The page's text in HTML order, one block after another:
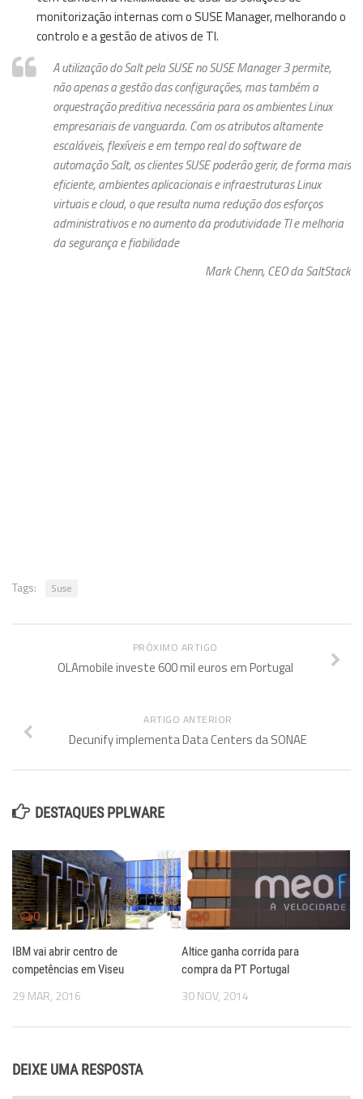
monitorização internas com o SUSE Manager, melhorando o
controlo e a gestão de ativos de TI.
A utilização do Salt pela SUSE no SUSE Manager 3 permite,
não apenas a gestão das configurações, mas também a
orquestração preditiva necessária para os ambientes Linux
empresariais de vanguarda. Com os atributos altamente
escaláveis, flexíveis e em tempo real do software de
automação Salt, os clientes SUSE poderão gerir, de forma mais
eficiente, ambientes aplicacionais e infraestruturas Linux
virtuais e cloud, o que resulta numa redução dos esforços
administrativos e no aumento da produtividade TI e melhoria
da segurança e fiabilidade
Mark Chenn, CEO da SaltStack
Tags: Suse
PRÓXIMO ARTIGO
OLAmobile investe 600 mil euros em Portugal
ARTIGO ANTERIOR
Decunify implementa Data Centers da SONAE
DESTAQUES PPLWARE
0
IBM vai abrir centro de
competências em Viseu
29 MAR, 2016
0
Altice ganha corrida para
compra da PT Portugal
30 NOV, 2014
DEIXE UMA RESPOSTA